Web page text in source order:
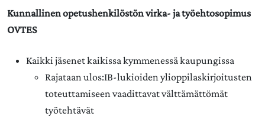
Kunnallinen opetushenkilöstön virka- ja työehtosopimus
OVTES
Kaikki jäsenet kaikissa kymmenessä kaupungissa
Rajataan ulos:IB-lukioiden ylioppilaskirjoitusten
toteuttamiseen vaadittavat välttämättömät
työtehtävät